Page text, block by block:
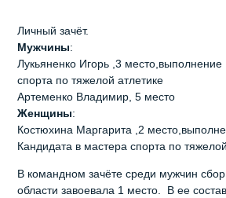
Личный зачёт.
Мужчины:
Лукьяненко Игорь ,3
спорта по тяжелой атлетике
Артеменко Владимир, 5 место
Женщины:
Костюхина Маргарита ,2
Кандидата в мастера спорта по
В командном зачёте среди мужчин
области завоевала 1 место. В ее